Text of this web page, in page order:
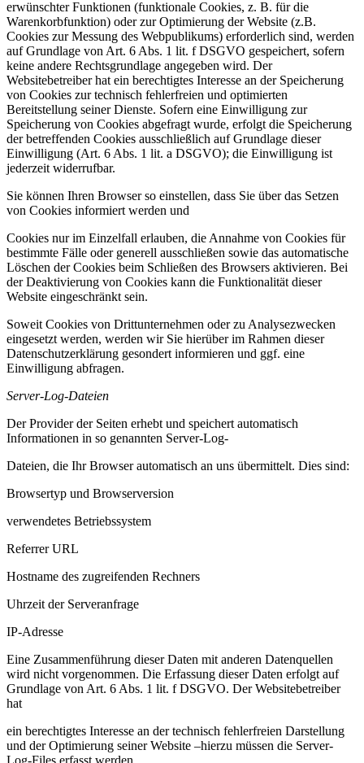
erwünschter Funktionen (funktionale Cookies, z. B. für die
Warenkorbfunktion) oder zur Optimierung der Website (z.B.
Cookies zur Messung des Webpublikums) erforderlich sind, werden
auf Grundlage von Art. 6 Abs. 1 lit. f DSGVO gespeichert, sofern
keine andere Rechtsgrundlage angegeben wird. Der
Websitebetreiber hat ein berechtigtes Interesse an der Speicherung
von Cookies zur technisch fehlerfreien und optimierten
Bereitstellung seiner Dienste. Sofern eine Einwilligung zur
Speicherung von Cookies abgefragt wurde, erfolgt die Speicherung
der betreffenden Cookies ausschließlich auf Grundlage dieser
Einwilligung (Art. 6 Abs. 1 lit. a DSGVO); die Einwilligung ist
jederzeit widerrufbar.
Sie können Ihren Browser so einstellen, dass Sie über das Setzen
von Cookies informiert werden und
Cookies nur im Einzelfall erlauben, die Annahme von Cookies für
bestimmte Fälle oder generell ausschließen sowie das automatische
Löschen der Cookies beim Schließen des Browsers aktivieren. Bei
der Deaktivierung von Cookies kann die Funktionalität dieser
Website eingeschränkt sein.
Soweit Cookies von Drittunternehmen oder zu Analysezwecken
eingesetzt werden, werden wir Sie hierüber im Rahmen dieser
Datenschutzerklärung gesondert informieren und ggf. eine
Einwilligung abfragen.
Server-Log-Dateien
Der Provider der Seiten erhebt und speichert automatisch
Informationen in so genannten Server-Log-
Dateien, die Ihr Browser automatisch an uns übermittelt. Dies sind:
Browsertyp und Browserversion
verwendetes Betriebssystem
Referrer URL
Hostname des zugreifenden Rechners
Uhrzeit der Serveranfrage
IP-Adresse
Eine Zusammenführung dieser Daten mit anderen Datenquellen
wird nicht vorgenommen. Die Erfassung dieser Daten erfolgt auf
Grundlage von Art. 6 Abs. 1 lit. f DSGVO. Der Websitebetreiber
hat
ein berechtigtes Interesse an der technisch fehlerfreien Darstellung
und der Optimierung seiner Website –hierzu müssen die Server-
Log-Files erfasst werden.